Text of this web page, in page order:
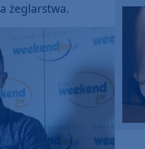
żeglarstwa.